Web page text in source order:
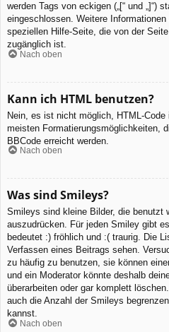
werden Tags von eckigen („[“ und „]“)
eingeschlossen. Weitere
speziellen Hilfe-Seite, die von der
zugänglich ist.
Nach oben
Kann ich HTML benutzen?
Nein, es ist nicht möglich, HTML-
meisten Formatierungsmöglichkeiten,
BBCode erreicht werden.
Nach oben
Was sind Smileys?
Smileys sind kleine Bilder, die benutzt
auszudrücken. Für jeden Smiley gibt
bedeutet :) fröhlich und :( traurig. Die
Verfassen eines Beitrags sehen.
zu häufig zu benutzen, sie können
und ein Moderator könnte deshalb
überarbeiten oder gar komplett
auch die Anzahl der Smileys
kannst.
Nach oben